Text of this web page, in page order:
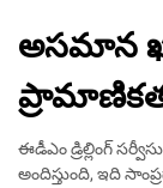
అసమాన
ఈడీఎం డ్రిల్లింగ్
అందిస్తుంది, ఇది